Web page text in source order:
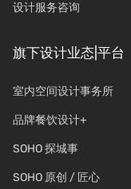
设计服务咨询
旗下设计业态|平台
室内空间设计事务所
品牌餐饮设计+
SOHO 探城事
SOHO 原创 / 匠心